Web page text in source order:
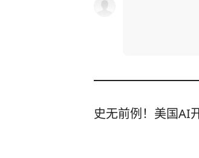
史无前例！美国AI